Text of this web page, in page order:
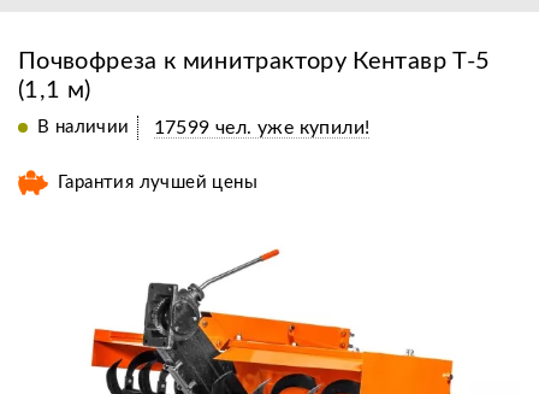
Почвофреза к минитрактору Кентавр Т-5
(1,1 м)
В наличии 17599 чел. уже купили!
Гарантия лучшей цены